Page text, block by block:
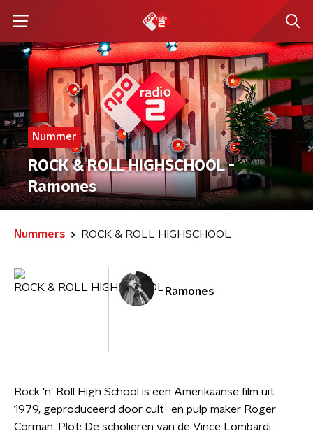
Nummer
ROCK & ROLL HIGHSCHOOL -
Ramones
Nummers ROCK & ROLL HIGHSCHOOL
Ramones
Rock 'n' Roll High School is een Amerikaanse film uit
1979, geproduceerd door cult- en pulp maker Roger
Corman. Plot: De scholieren van de Vince Lombardi